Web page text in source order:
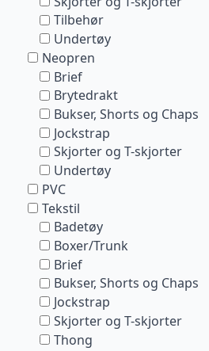
Tilbehør
Undertøy
Neopren
Brief
Brytedrakt
Bukser, Shorts og Chaps
Jockstrap
Skjorter og T-skjorter
Undertøy
PVC
Tekstil
Badetøy
Boxer/Trunk
Brief
Bukser, Shorts og Chaps
Jockstrap
Skjorter og T-skjorter
Thong